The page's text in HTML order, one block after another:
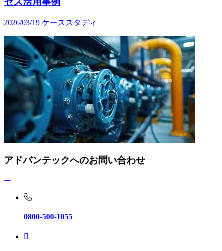
2026/03/19 ケーススタディ
アドバンテックへのお問い合わせ
0800-500-1055